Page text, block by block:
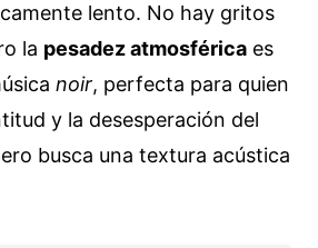
lento. No hay gritos
la pesadez atmosférica es
noir, perfecta para quien
y la desesperación del
busca una textura acústica